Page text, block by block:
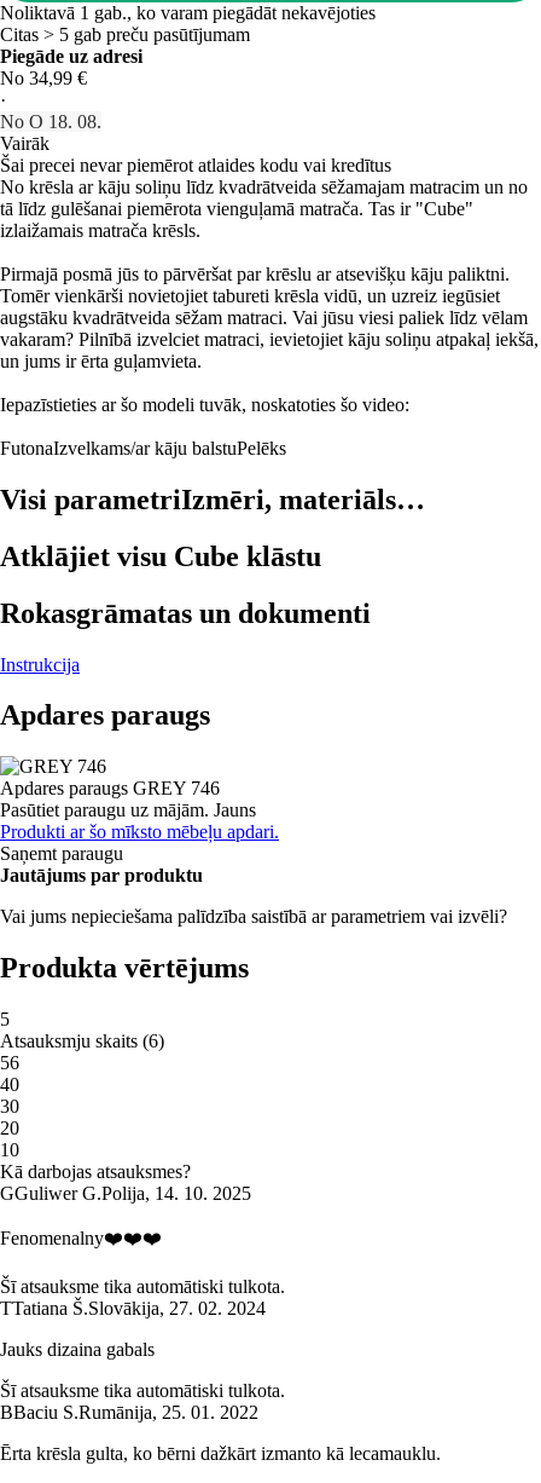
Noliktavā 1 gab., ko varam piegādāt nekavējoties
Citas > 5 gab preču pasūtījumam
Piegāde uz adresi
No 34,99 €
·
No O 18. 08.
Vairāk
Šai precei nevar piemērot atlaides kodu vai kredītus
No krēsla ar kāju soliņu līdz kvadrātveida sēžamajam matracim un no
tā līdz gulēšanai piemērota vienguļamā matrača. Tas ir "Cube"
izlaižamais matrača krēsls.
Pirmajā posmā jūs to pārvēršat par krēslu ar atsevišķu kāju paliktni.
Tomēr vienkārši novietojiet tabureti krēsla vidū, un uzreiz iegūsiet
augstāku kvadrātveida sēžam matraci. Vai jūsu viesi paliek līdz vēlam
vakaram? Pilnībā izvelciet matraci, ievietojiet kāju soliņu atpakaļ iekšā,
un jums ir ērta guļamvieta.
Iepazīstieties ar šo modeli tuvāk, noskatoties šo video:
FutonaIzvelkams/ar kāju balstuPelēks
Visi parametriIzmēri, materiāls…
Atklājiet visu Cube klāstu
Rokasgrāmatas un dokumenti
Instrukcija
Apdares paraugs
Apdares paraugs GREY 746
Pasūtiet paraugu uz mājām. Jauns
Produkti ar šo mīksto mēbeļu apdari.
Saņemt paraugu
Jautājums par produktu
Vai jums nepieciešama palīdzība saistībā ar parametriem vai izvēli?
Produkta vērtējums
5
Atsauksmju skaits (6)
56
40
30
20
10
Kā darbojas atsauksmes?
GGuliwer G.Polija, 14. 10. 2025
Fenomenalny❤️❤️❤️
Šī atsauksme tika automātiski tulkota.
TTatiana Š.Slovākija, 27. 02. 2024
Jauks dizaina gabals
Šī atsauksme tika automātiski tulkota.
BBaciu S.Rumānija, 25. 01. 2022
Ērta krēsla gulta, ko bērni dažkārt izmanto kā lecamauklu.